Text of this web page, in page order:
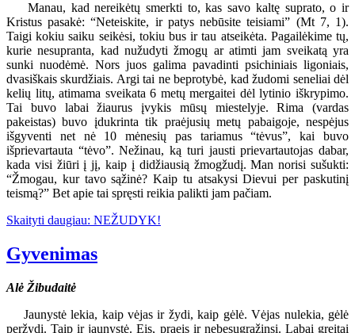
Manau, kad nereikėtų smerkti to, kas savo kaltę suprato, o ir
Kristus pasakė: “Neteiskite, ir patys nebūsite teisiami” (Mt 7, 1).
Taigi kokiu saiku seikėsi, tokiu bus ir tau atseikėta. Pagailėkime tų,
kurie nesupranta, kad nužudyti žmogų ar atimti jam sveikatą yra
sunki nuodėmė. Nors juos galima pavadinti psichiniais ligoniais,
dvasiškais skurdžiais. Argi tai ne beprotybė, kad žudomi seneliai dėl
kelių litų, atimama sveikata 6 metų mergaitei dėl lytinio iškrypimo.
Tai buvo labai žiaurus įvykis mūsų miestelyje. Rima (vardas
pakeistas) buvo įdukrinta tik praėjusių metų pabaigoje, nespėjus
išgyventi net nė 10 mėnesių pas tariamus “tėvus”, kai buvo
išprievartauta “tėvo”. Nežinau, ką turi jausti prievartautojas dabar,
kada visi žiūri į jį, kaip į didžiausią žmogžudį. Man norisi sušukti:
“Žmogau, kur tavo sąžinė? Kaip tu atsakysi Dievui per paskutinį
teismą?” Bet apie tai spręsti reikia palikti jam pačiam.
Skaityti daugiau: NEŽUDYK!
Gyvenimas
Alė Žibudaitė
Jaunystė lekia, kaip vėjas ir žydi, kaip gėlė. Vėjas nulekia, gėlė
peržydi. Taip ir jaunystė. Eis, praeis ir nebesugrąžinsi. Labai greitai